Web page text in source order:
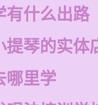
有什么出路
提琴的实体
哪里学